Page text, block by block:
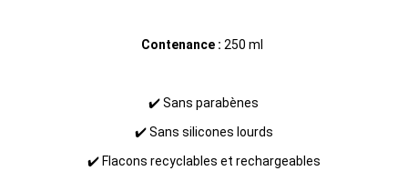
Contenance : 250 ml
✔️ Sans parabènes
✔️ Sans silicones lourds
✔️ Flacons recyclables et rechargeables